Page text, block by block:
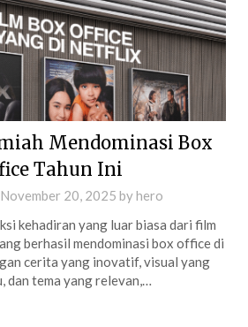
Mendominasi Box
Tahun Ini
November 20, 2025 byhero
kehadiran yang luar biasa dari film
berhasil mendominasi box office di
cerita yang inovatif, visual yang
dan tema yang relevan,…